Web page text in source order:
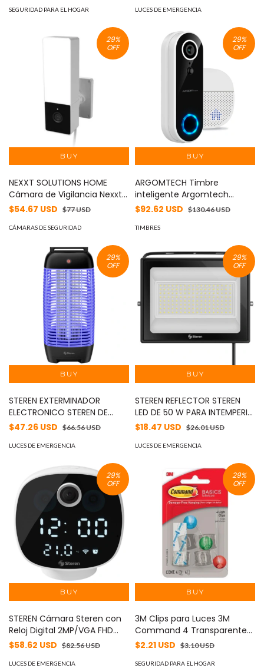
SEGURIDAD PARA EL HOGAR LUCES DE EMERGENCIA
29%
OFF
NEXXT SOLUTIONS HOME
Cámara de Vigilancia Nexxt
Home NHC-F410 2K QHD
Micrófono Sensores y
NHC-F410
$54.67 USD $77 USD
CÁMARAS DE SEGURIDAD
29%
OFF
ARGOMTECH Timbre
inteligente Argomtech
VISION 2 MOD: ARG-SV-
$92.62 USD $130.46 USD
TIMBRES
29%
OFF
STEREN EXTERMINADOR
ELECTRONICO STEREN DE
INSECTOS VOL MOD:
$47.26 USD $66.56 USD
LUCES DE EMERGENCIA
29%
OFF
STEREN REFLECTOR STEREN
LED DE 50 W PARA INTEMPERIE
MOD: LAM-850
$18.47 USD $26.01 USD
LUCES DE EMERGENCIA
29%
OFF
STEREN Cámara Steren con
Reloj Digital 2MP/VGA FHD
1080p/VGA15 FPS 90° WiFi
$58.62 USD $82.56 USD
LUCES DE EMERGENCIA
29%
OFF
3M Clips para Luces 3M
Command 4 Transparentes
MOD: 17506CLR-ES
$2.21 USD $3.10 USD
SEGURIDAD PARA EL HOGAR